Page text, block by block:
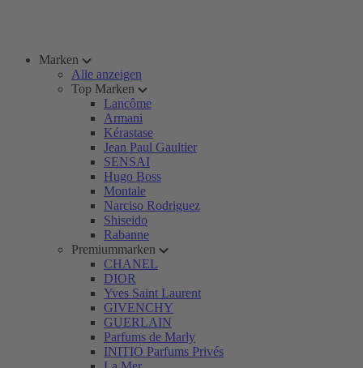
Marken
Alle anzeigen
Top Marken
Lancôme
Armani
Kérastase
Jean Paul Gaultier
SENSAI
Hugo Boss
Montale
Narciso Rodriguez
Shiseido
Rabanne
Premiummarken
CHANEL
DIOR
Yves Saint Laurent
GIVENCHY
GUERLAIN
Parfums de Marly
INITIO Parfums Privés